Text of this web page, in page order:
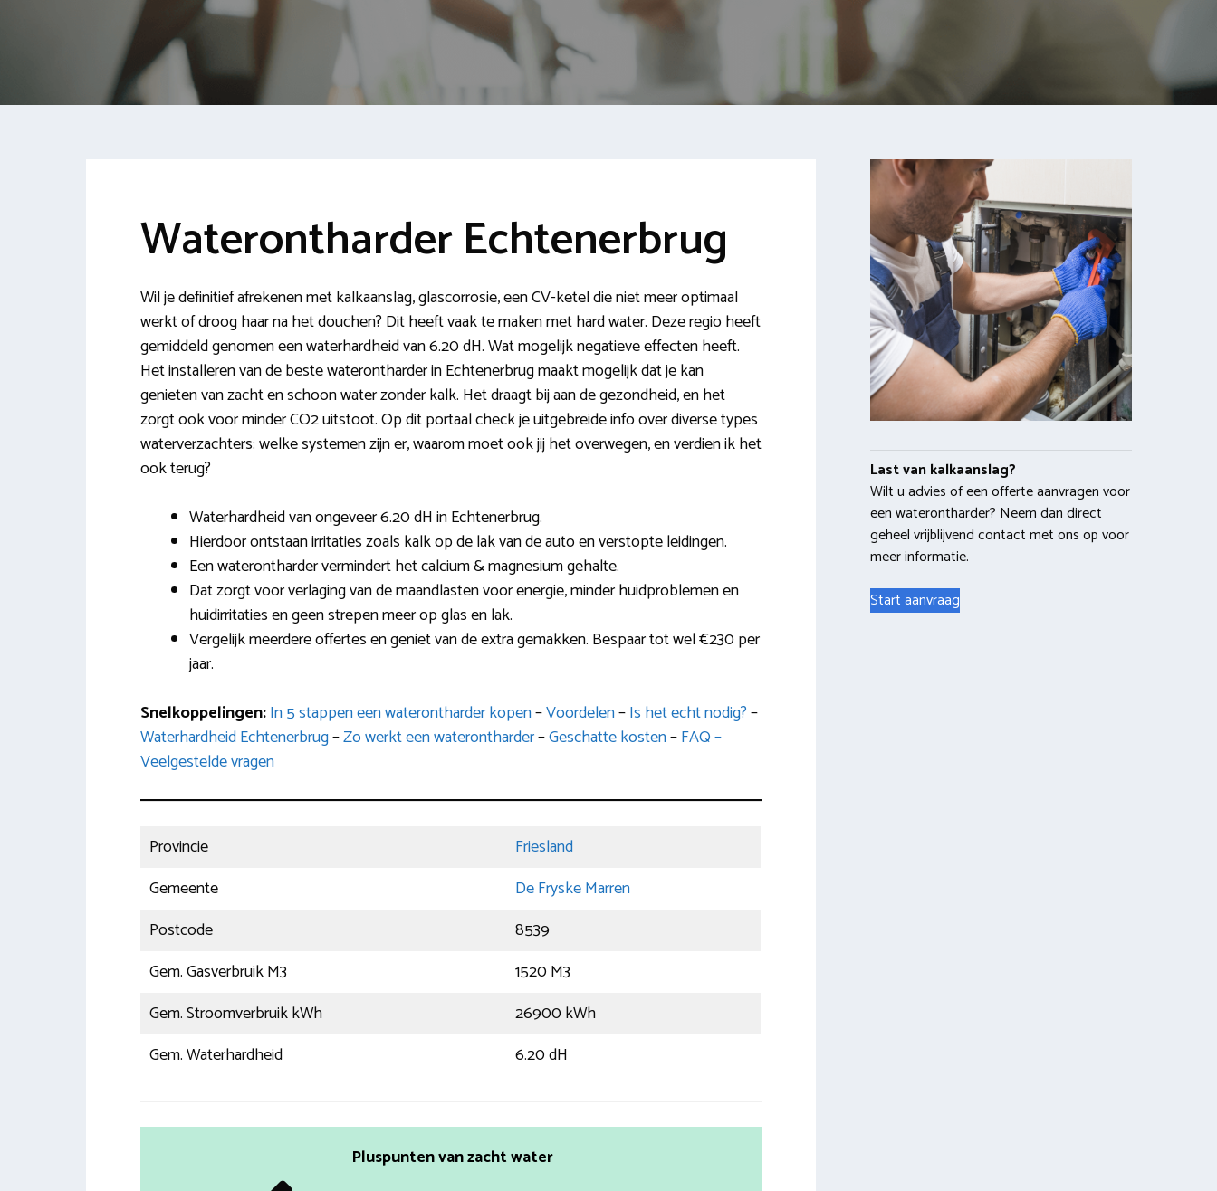
Waterontharder Echtenerbrug
Wil je definitief afrekenen met kalkaanslag, glascorrosie, een CV-ketel die niet meer optimaal
werkt of droog haar na het douchen? Dit heeft vaak te maken met hard water. Deze regio heeft
gemiddeld genomen een waterhardheid van 6.20 dH. Wat mogelijk negatieve effecten heeft.
Het installeren van de beste waterontharder in Echtenerbrug maakt mogelijk dat je kan
genieten van zacht en schoon water zonder kalk. Het draagt bij aan de gezondheid, en het
zorgt ook voor minder CO2 uitstoot. Op dit portaal check je uitgebreide info over diverse types
waterverzachters: welke systemen zijn er, waarom moet ook jij het overwegen, en verdien ik het
ook terug?
Waterhardheid van ongeveer 6.20 dH in Echtenerbrug.
Hierdoor ontstaan irritaties zoals kalk op de lak van de auto en verstopte leidingen.
Een waterontharder vermindert het calcium & magnesium gehalte.
Dat zorgt voor verlaging van de maandlasten voor energie, minder huidproblemen en
huidirritaties en geen strepen meer op glas en lak.
Vergelijk meerdere offertes en geniet van de extra gemakken. Bespaar tot wel €230 per
jaar.
Snelkoppelingen:In 5 stappen een waterontharder kopen–Voordelen–Is het echt nodig?–
Waterhardheid Echtenerbrug–Zo werkt een waterontharder–Geschatte kosten–FAQ –
Veelgestelde vragen
Provincie
Friesland
Gemeente
De Fryske Marren
Postcode
8539
Gem. Gasverbruik M3
1520 M3
Gem. Stroomverbruik kWh
26900 kWh
Gem. Waterhardheid
6.20 dH
Pluspunten van zacht water
Last van kalkaanslag?
Wilt u advies of een offerte aanvragen voor
een waterontharder? Neem dan direct
geheel vrijblijvend contact met ons op voor
meer informatie.
Start aanvraag